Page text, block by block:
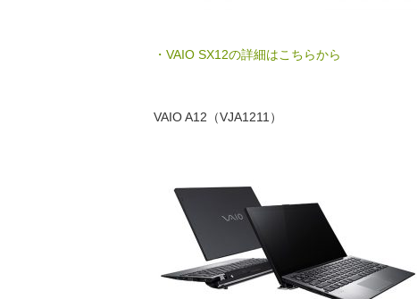
・VAIO SX12の詳細はこちらから
VAIO A12（VJA1211）